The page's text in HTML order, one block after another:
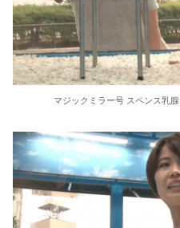
マジックミラー号 スペンス乳